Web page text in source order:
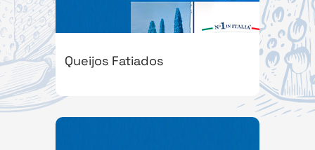
Queijos Fatiados